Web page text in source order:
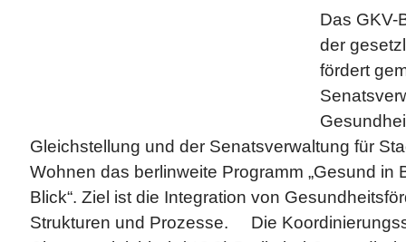
Das GKV-
der
fördert
Gleichstellung und der Senatsverwaltung für
Wohnen das berlinweite Programm „Gesund in
Blick“. Ziel ist die Integration von
Strukturen und Prozesse. Die